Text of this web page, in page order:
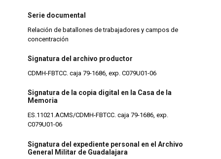
Serie documental
Relación de batallones de trabajadores y campos de
concentración
Signatura del archivo productor
CDMH-FBTCC. caja 79-1686, exp. C079U01-06
Signatura de la copia digital en la Casa de la
Memoria
ES.11021.ACMS/CDMH-FBTCC. caja 79-1686, exp.
C079U01-06
Signatura del expediente personal en el Archivo
General Militar de Guadalajara